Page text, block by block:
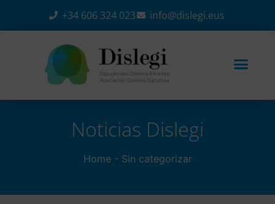
+34 606 324 023 info@dislegi.eus
Noticias Dislegi​
Home- Sin categorizar